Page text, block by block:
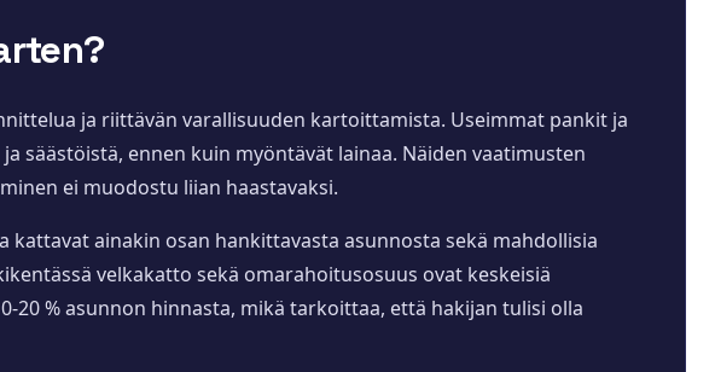
ja riittävän varallisuuden kartoittamista. Useimmat pankit ja
säästöistä, ennen kuin myöntävät lainaa. Näiden vaatimusten
ei muodostu liian haastavaksi.
ainakin osan hankittavasta asunnosta sekä mahdollisia
velkakatto sekä omarahoitusosuus ovat keskeisiä
20 % asunnon hinnasta, mikä tarkoittaa, että hakijan tulisi olla